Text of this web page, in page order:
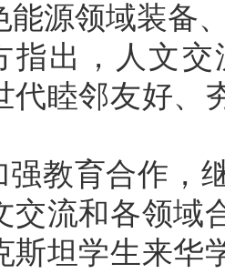
能源领域装备
指出，人文
代睦邻友好、
强教育合作，
交流和各领域
斯坦学生来华